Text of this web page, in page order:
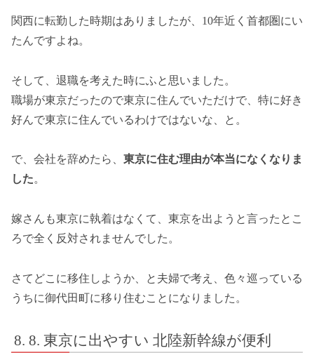
関西に転勤した時期はありましたが、10年近く首都圏にい
たんですよね。
そして、退職を考えた時にふと思いました。
職場が東京だったので東京に住んでいただけで、特に好き
好んで東京に住んでいるわけではないな、と。
で、会社を辞めたら、 東京に住む理由が本当になくなりま
した。
嫁さんも東京に執着はなくて、東京を出ようと言ったとこ
ろで全く反対されませんでした。
さてどこに移住しようか、と夫婦で考え、色々巡っている
うちに御代田町に移り住むことになりました。
8. 東京に出やすい 北陸新幹線が便利